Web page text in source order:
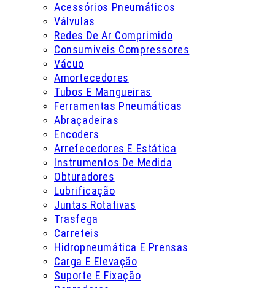
Acessórios Pneumáticos
Válvulas
Redes De Ar Comprimido
Consumiveis Compressores
Vácuo
Amortecedores
Tubos E Mangueiras
Ferramentas Pneumáticas
Abraçadeiras
Encoders
Arrefecedores E Estática
Instrumentos De Medida
Obturadores
Lubrificação
Juntas Rotativas
Trasfega
Carreteis
Hidropneumática E Prensas
Carga E Elevação
Suporte E Fixação